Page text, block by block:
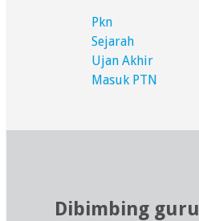
Pkn
Sejarah
Ujan Akhir
Masuk PTN
Dibimbing guru